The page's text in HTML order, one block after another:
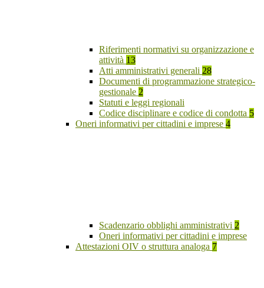
Riferimenti normativi su organizzazione e
attività 13
Atti amministrativi generali 28
Documenti di programmazione strategico-
gestionale 2
Statuti e leggi regionali
Codice disciplinare e codice di condotta 5
Oneri informativi per cittadini e imprese 4
Scadenzario obblighi amministrativi 2
Oneri informativi per cittadini e imprese
Attestazioni OIV o struttura analoga 7